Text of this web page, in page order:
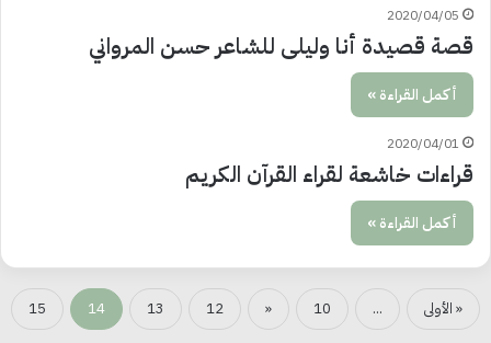
2020/04/05
قصة قصيدة أنا وليلى للشاعر حسن المرواني
أكمل القراءة »
2020/04/01
قراءات خاشعة لقراء القرآن الكريم
أكمل القراءة »
« الأولى ...
10
«
12
13
14
15